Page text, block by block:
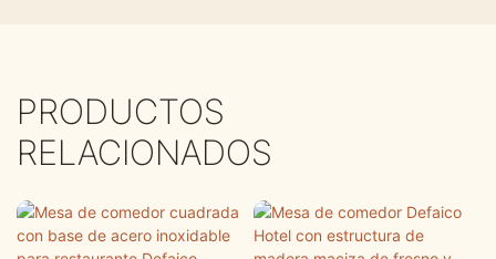
PRODUCTOS
RELACIONADOS